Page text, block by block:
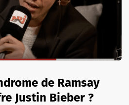
de Ramsay
Justin Bieber ?